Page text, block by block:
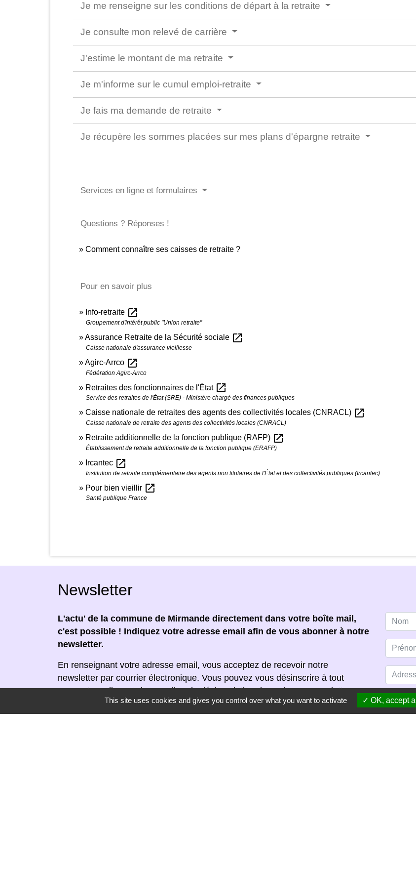
Je me renseigne sur les conditions de départ à la retraite
Je consulte mon relevé de carrière
J'estime le montant de ma retraite
Je m'informe sur le cumul emploi-retraite
Je fais ma demande de retraite
Je récupère les sommes placées sur mes plans d'épargne retraite
Services en ligne et formulaires
Questions ? Réponses !
Comment connaître ses caisses de retraite ?
Pour en savoir plus
Info-retraite open_in_new
Groupement d'intérêt public "Union retraite"
Assurance Retraite de la Sécurité sociale open_in_new
Caisse nationale d'assurance vieillesse
Agirc-Arrco open_in_new
Fédération Agirc-Arrco
Retraites des fonctionnaires de l'État open_in_new
Service des retraites de l'État (SRE) - Ministère chargé des finances publiques
Caisse nationale de retraites des agents des collectivités locales (CNRACL) open_in_new
Caisse nationale de retraite des agents des collectivités locales (CNRACL)
Retraite additionnelle de la fonction publique (RAFP) open_in_new
Établissement de retraite additionnelle de la fonction publique (ERAFP)
Ircantec open_in_new
Institution de retraite complémentaire des agents non titulaires de l'État et des collectivités publiques (Ircantec)
Pour bien vieillir open_in_new
Santé publique France
Newsletter
L'actu' de la commune de Mirmande directement dans votre boîte mail,
c'est possible ! Indiquez votre adresse email afin de vous abonner à notre
newsletter.
En renseignant votre adresse email, vous acceptez de recevoir notre
newsletter par courrier électronique. Vous pouvez vous désinscrire à tout
moment en cliquant dans un lien de désinscription dans chaque newsletter
réceptionnée.This site uses cookies and gives you control over what you want to activate OK, accept all